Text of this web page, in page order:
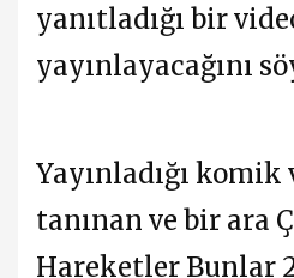
yanıtladığı bir
yayınlayacağını
Yayınladığı
tanınan ve bir ara
Hareketler Bunlar